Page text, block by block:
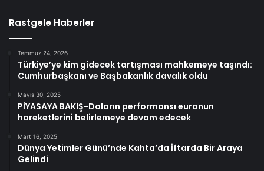
Rastgele Haberler
Temmuz 24, 2026
Türkiye’ye kim gidecek tartışması mahkemeye taşındı:
Cumhurbaşkanı ve Başbakanlık davalık oldu
Mayıs 30, 2025
PİYASAYA BAKIŞ-Doların performansı euronun
hareketlerini belirlemeye devam edecek
Mart 16, 2025
Dünya Yetimler Günü’nde Kahta’da İftarda Bir Araya
Gelindi